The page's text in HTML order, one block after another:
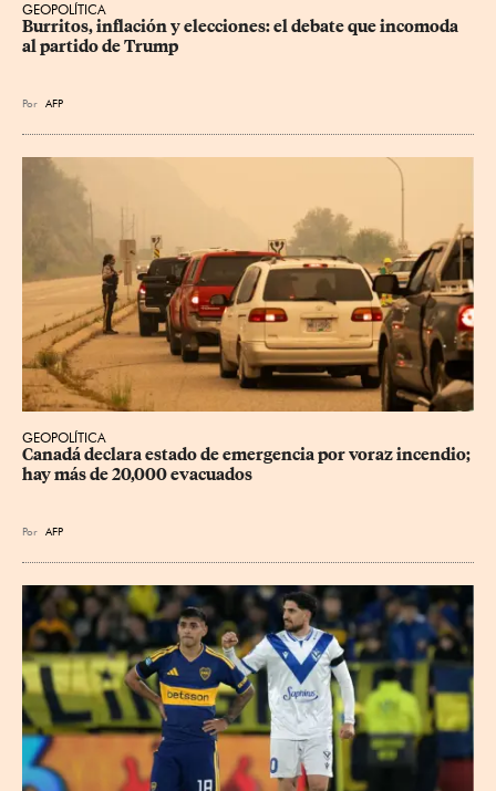
GEOPOLÍTICA
Burritos, inflación y elecciones: el debate que incomoda
al partido de Trump
Por AFP
GEOPOLÍTICA
Canadá declara estado de emergencia por voraz incendio;
hay más de 20,000 evacuados
Por AFP